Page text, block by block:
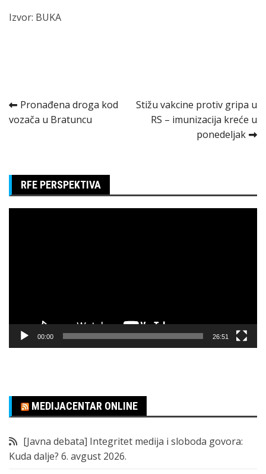
Izvor: BUKA
Kretanje
članka
Pronađena droga kod
vozača u Bratuncu
Stižu vakcine protiv gripa u
RS – imunizacija kreće u
ponedeljak
RFE PERSPEKTIVA
00:00 26:51
MEDIJACENTAR ONLINE
[Javna debata] Integritet medija i sloboda govora:
Kuda dalje? 6. avgust 2026.